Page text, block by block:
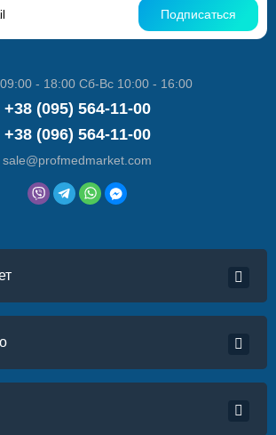
Подписаться
- 18:00 Сб-Вс 10:00 - 16:00
+38 (095) 564-11-00
+38 (096) 564-11-00
sale@profmedmarket.com